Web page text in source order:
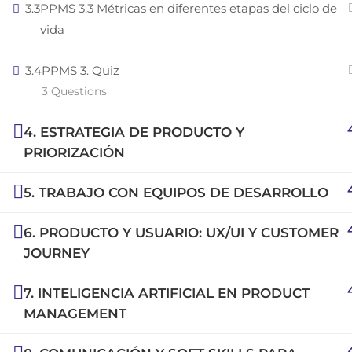
3.3PPMS 3.3 Métricas en diferentes etapas del ciclo de
vida
3.4PPMS 3. Quiz
3 Questions
4. ESTRATEGIA DE PRODUCTO Y
PRIORIZACIÓN
5. TRABAJO CON EQUIPOS DE DESARROLLO
6. PRODUCTO Y USUARIO: UX/UI Y CUSTOMER
JOURNEY
7. INTELIGENCIA ARTIFICIAL EN PRODUCT
MANAGEMENT
Copyright © 2025 | San Javier, Spain | Created by